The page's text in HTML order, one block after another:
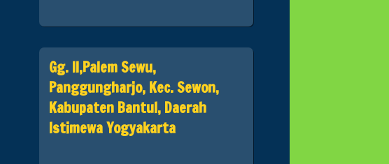
Gg. II,Palem Sewu,
Panggungharjo, Kec. Sewon,
Kabupaten Bantul, Daerah
Istimewa Yogyakarta